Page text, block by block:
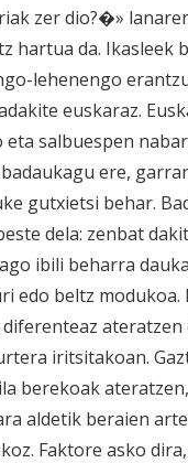
zer dio?�»
hartua da. Ikasleek
lehenengo
euskaraz.
salbuespen
badaukagu ere,
gutxietsi behar.
dela: zenbat
ibili beharra
edo beltz modukoa.
iritsitakoan.
berekoak
aldetik beraien
Faktore asko